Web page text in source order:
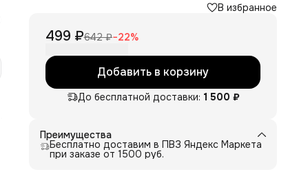
В избранное
499 ₽642 ₽−22%
Добавить в корзину
До бесплатной доставки: 1 500 ₽
Преимущества
Бесплатно доставим в ПВЗ Яндекс Маркета
при заказе от 1500 руб.